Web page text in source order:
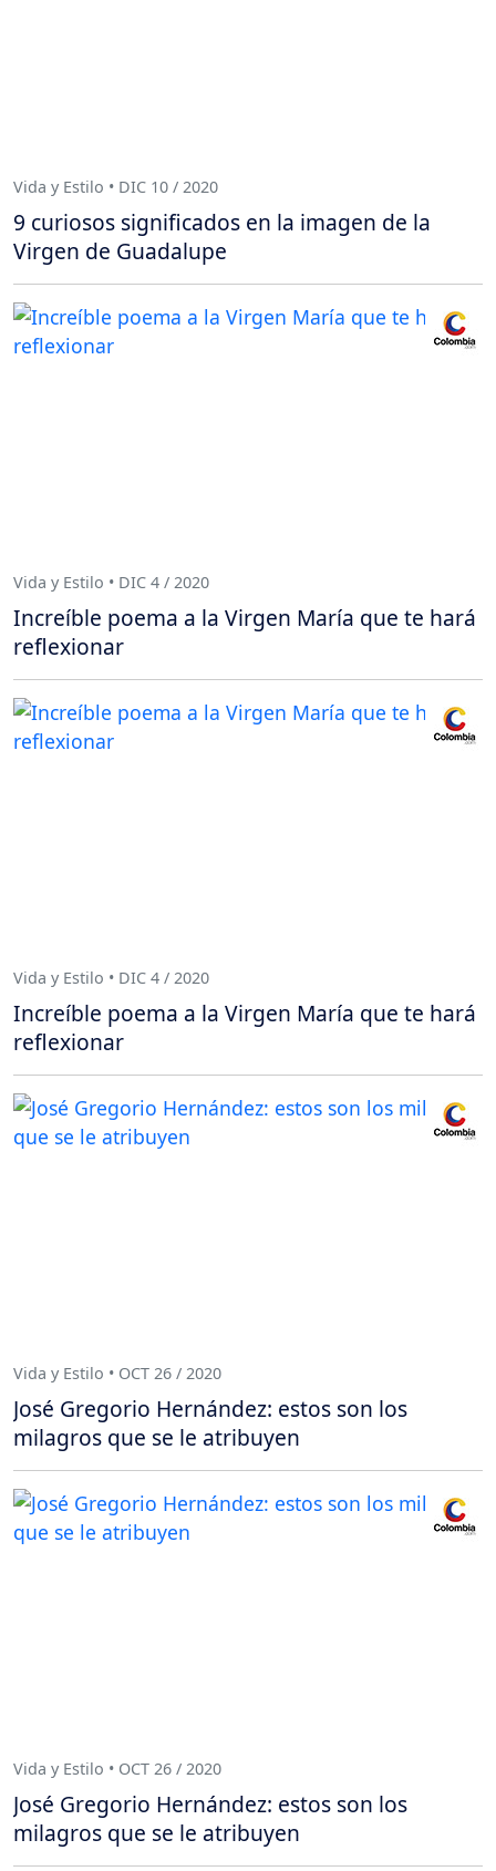
Vida y Estilo • DIC 10 / 2020
9 curiosos significados en la imagen de la
Virgen de Guadalupe
Vida y Estilo • DIC 4 / 2020
Increíble poema a la Virgen María que te hará
reflexionar
Vida y Estilo • DIC 4 / 2020
Increíble poema a la Virgen María que te hará
reflexionar
Vida y Estilo • OCT 26 / 2020
José Gregorio Hernández: estos son los
milagros que se le atribuyen
Vida y Estilo • OCT 26 / 2020
José Gregorio Hernández: estos son los
milagros que se le atribuyen